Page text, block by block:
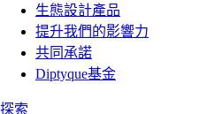
生態設計產品
提升我們的影響力
共同承諾
Diptyque基金
探索